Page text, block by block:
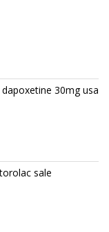
dapoxetine 30mg usa
sale